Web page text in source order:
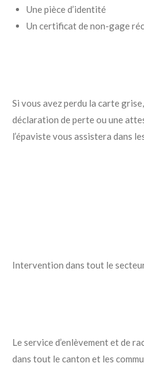
Une pièce d’identité
Un certificat de non-gage
Si vous avez perdu la carte
déclaration de perte ou une
l’épaviste vous assistera dans
Intervention dans tout le
Le service d’enlèvement et de
dans tout le canton et les